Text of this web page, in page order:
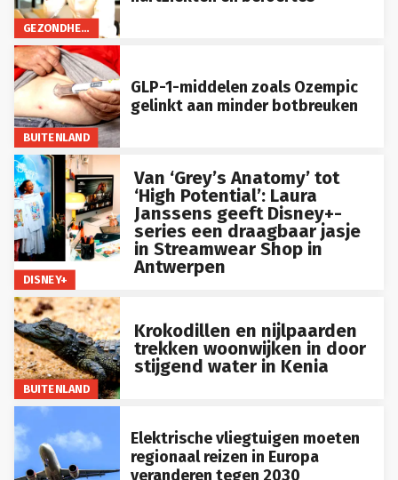
GEZONDHEID
BUITENLAND
GLP-1-middelen zoals Ozempic
gelinkt aan minder botbreuken
DISNEY+
Van ‘Grey’s Anatomy’ tot
‘High Potential’: Laura
Janssens geeft Disney+-
series een draagbaar jasje
in Streamwear Shop in
Antwerpen
BUITENLAND
Krokodillen en nijlpaarden
trekken woonwijken in door
stijgend water in Kenia
Elektrische vliegtuigen moeten
regionaal reizen in Europa
veranderen tegen 2030